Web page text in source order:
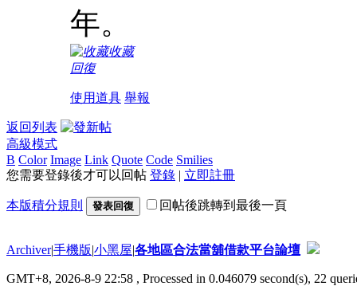
年。
收藏
回復
使用道具 舉報
返回列表
高級模式
B Color Image Link Quote Code Smilies
您需要登錄後才可以回帖 登錄 | 立即註冊
本版積分規則 發表回復 回帖後跳轉到最後一頁
Archiver|手機版|小黑屋|各地區合法當舖借款平台論壇
GMT+8, 2026-8-9 22:58 , Processed in 0.046079 second(s), 22